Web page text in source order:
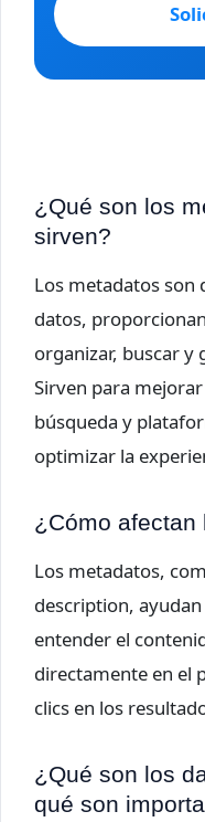
¿Qué son los
sirven?
Los metadatos son
datos,
organizar, buscar
Sirven para
búsqueda y
optimizar la
¿Cómo afectan
Los metadatos,
description,
entender el
directamente en el
clics en los
¿Qué son los
qué son